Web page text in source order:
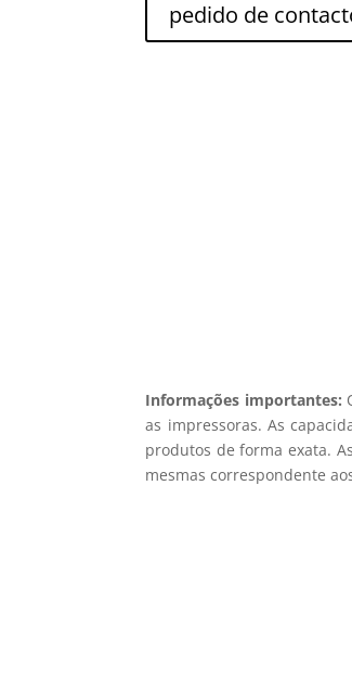
pedido de
Informações importantes:
as impressoras. As
produtos de forma exata.
mesmas correspondente